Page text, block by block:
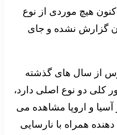
هیچ موردی از نوع
گزارش نشده و جای
از سال های گذشته
کلی دو نوع اصلی دارد،
آسیا و اروپا مشاهده می
همراه با نارسایی